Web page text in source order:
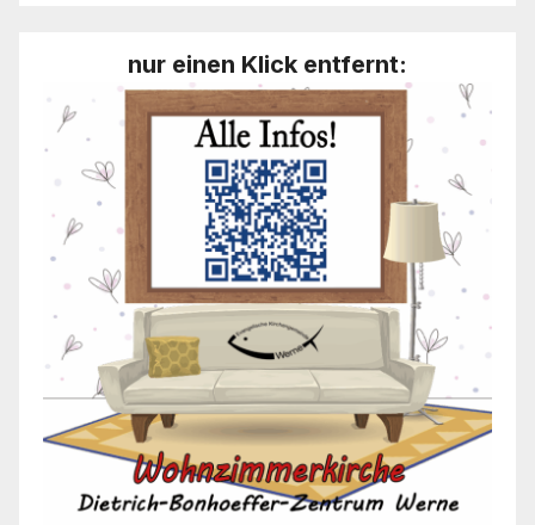
nur einen Klick entfernt: